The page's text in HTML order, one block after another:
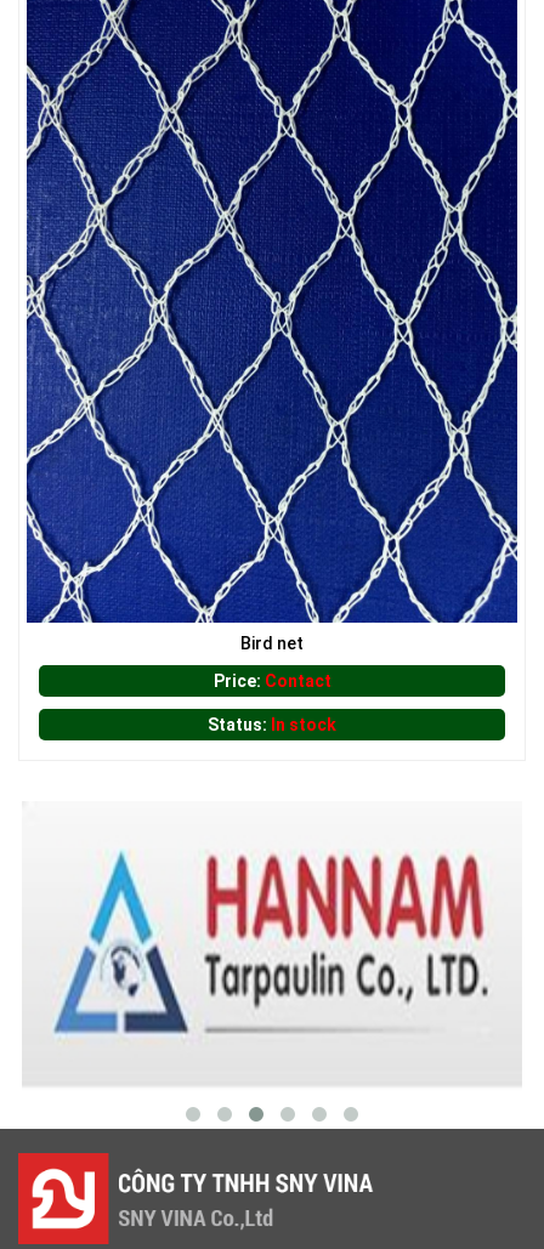
LƯỚI CHẮN ĐỘNG VẬT
LƯỚI XÂY DỰNG
LƯỚI HÀNG RÀO HÌNH VUÔNG
LƯỚI CHẮN GIÓ
LƯỚI CHẮN CÔN TRÙNG
Bird net
Price: Contact
Status: In stock